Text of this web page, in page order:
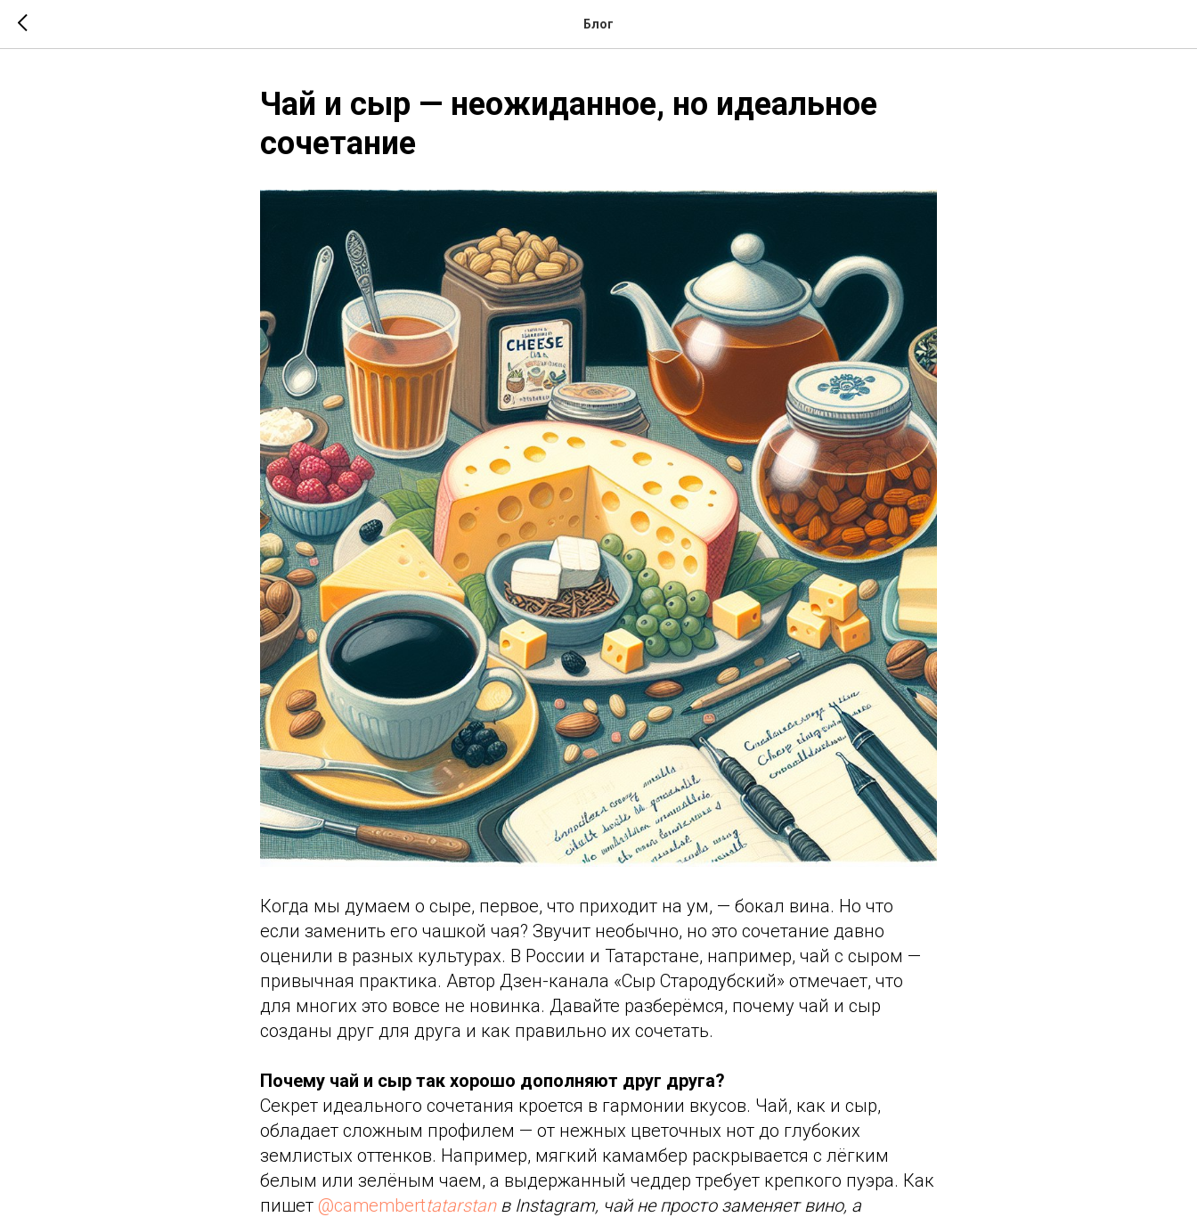
Блог
Чай и сыр — неожиданное, но идеальное
сочетание
Когда мы думаем о сыре, первое, что приходит на ум, — бокал вина. Но что
если заменить его чашкой чая? Звучит необычно, но это сочетание давно
оценили в разных культурах. В России и Татарстане, например, чай с сыром —
привычная практика. Автор Дзен-канала «Сыр Стародубский» отмечает, что
для многих это вовсе не новинка. Давайте разберёмся, почему чай и сыр
созданы друг для друга и как правильно их сочетать.
Почему чай и сыр так хорошо дополняют друг друга?
Секрет идеального сочетания кроется в гармонии вкусов. Чай, как и сыр,
обладает сложным профилем — от нежных цветочных нот до глубоких
землистых оттенков. Например, мягкий камамбер раскрывается с лёгким
белым или зелёным чаем, а выдержанный чеддер требует крепкого пуэра. Как
пишет @camemberttatarstanв Instagram, чай не просто заменяет вино, а